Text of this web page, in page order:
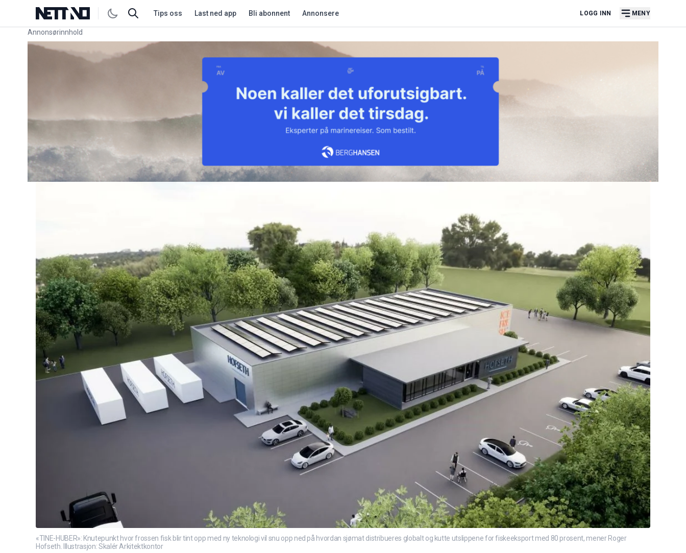
Tips oss Last ned app Bli abonnent Annonsere LOGG INN MENY
Annonsørinnhold
Link for annonse
«TINE-HUBER»: Knutepunkt hvor frossen fisk blir tint opp med ny teknologi vil snu opp ned på hvordan sjømat distribueres globalt og kutte utslippene for fiskeeksport med 80 prosent, mener Roger
Hofseth. Illustrasjon: Skalér Arkitektkontor